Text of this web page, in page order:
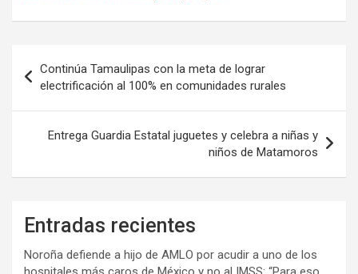
de
entradas
Continúa Tamaulipas con la meta de lograr
electrificación al 100% en comunidades rurales
Entrega Guardia Estatal juguetes y celebra a niñas y
niños de Matamoros
Entradas recientes
Noroña defiende a hijo de AMLO por acudir a uno de los